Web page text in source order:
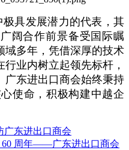
具发展潜力的代表，其
阔合作前景备受国际瞩
域多年，凭借深厚的技术
业内树立起领先标杆，
广东进出口商会始终秉持
使命，积极构建中越企
广东进出口商会
60 周年——广东进出口商会